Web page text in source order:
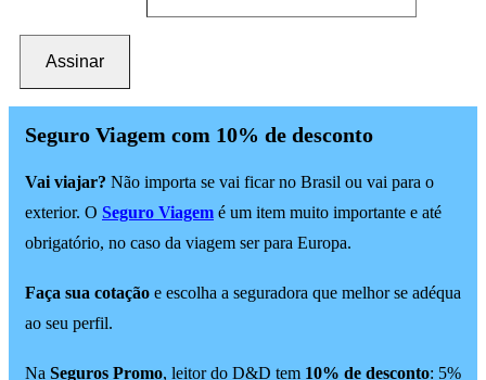
Assinar
Seguro Viagem com 10% de desconto
Vai viajar? Não importa se vai ficar no Brasil ou vai para o
exterior. O Seguro Viagem é um item muito importante e até
obrigatório, no caso da viagem ser para Europa.
Faça sua cotação e escolha a seguradora que melhor se adéqua
ao seu perfil.
Na Seguros Promo, leitor do D&D tem 10% de desconto: 5%